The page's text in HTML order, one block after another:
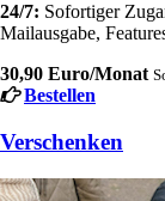
24/7: Sofortiger
Mailausgabe,
30,90 Euro/Monat
Bestellen
Verschenken